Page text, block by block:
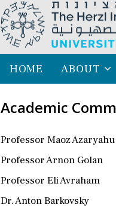
HOME ABOUT
Academic
Professor Maoz Azaryahu
Professor Arnon Golan
Professor Eli Avraham
Dr. Anton Barkovsky